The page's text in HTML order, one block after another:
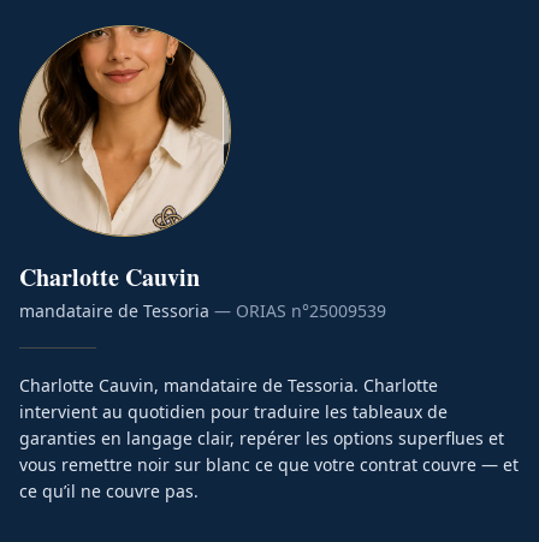
Charlotte Cauvin
mandataire de Tessoria — ORIAS n°25009539
Charlotte Cauvin, mandataire de Tessoria. Charlotte
intervient au quotidien pour traduire les tableaux de
garanties en langage clair, repérer les options superflues et
vous remettre noir sur blanc ce que votre contrat couvre — et
ce qu’il ne couvre pas.